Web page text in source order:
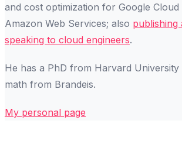
and cost optimization for Google
Amazon Web Services; also publishing
speaking to cloud engineers.
He has a PhD from Harvard University
math from Brandeis.
My personal page